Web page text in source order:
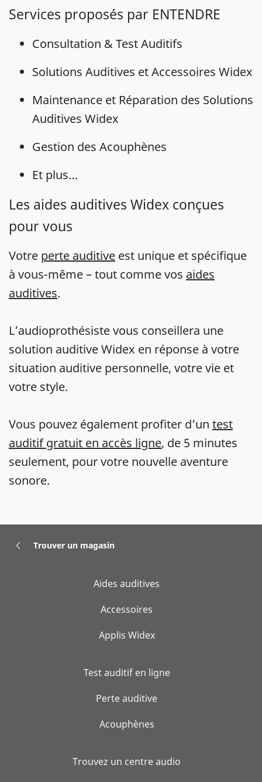
Services proposés par ENTENDRE
Consultation & Test Auditifs
Solutions Auditives et Accessoires Widex
Maintenance et Réparation des Solutions
Auditives Widex
Gestion des Acouphènes
Et plus…
Les aides auditives Widex conçues
pour vous
Votre perte auditive est unique et spécifique
à vous-même – tout comme vos aides
auditives.
L’audioprothésiste vous conseillera une
solution auditive Widex en réponse à votre
situation auditive personnelle, votre vie et
votre style.
Vous pouvez également profiter d’un test
auditif gratuit en accès ligne, de 5 minutes
seulement, pour votre nouvelle aventure
sonore.
Trouver un magasin
Aides auditives
Accessoires
Applis Widex
Test auditif en ligne
Perte auditive
Acouphènes
Trouvez un centre audio